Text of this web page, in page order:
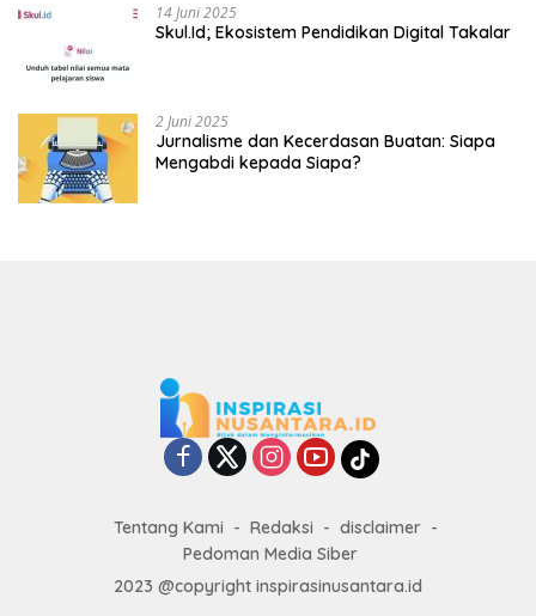
14 Juni 2025
Skul.Id; Ekosistem Pendidikan Digital Takalar
2 Juni 2025
Jurnalisme dan Kecerdasan Buatan: Siapa
Mengabdi kepada Siapa?
Tentang Kami Redaksi
disclaimer
Pedoman Media Siber
2023 @copyright inspirasinusantara.id